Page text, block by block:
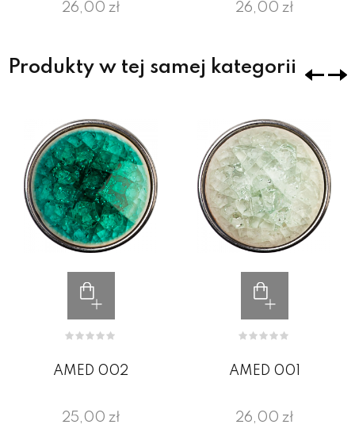
26,00 zł 26,00 zł
Produkty w tej samej kategorii
AMED 002
25,00 zł
AMED 001
26,00 zł